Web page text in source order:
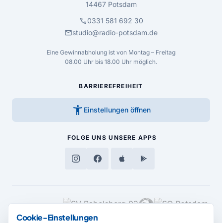
14467 Potsdam
call0331 581 692 30
mailstudio@radio-potsdam.de
Eine Gewinnabholung ist von Montag – Freitag
08.00 Uhr bis 18.00 Uhr möglich.
BARRIEREFREIHEIT
accessibility_new Einstellungen öffnen
FOLGE UNS UNSERE APPS
MEDIENPARTNER
Cookie-Einstellungen